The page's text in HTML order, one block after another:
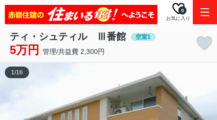
お気に入り
0
ティ・シュティル Ⅲ番館 空室1
5万円 管理/共益費 2,300円
1/16